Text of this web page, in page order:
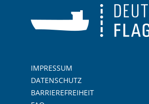
IMPRESSUM
DATENSCHUTZ
BARRIEREFREIHEIT